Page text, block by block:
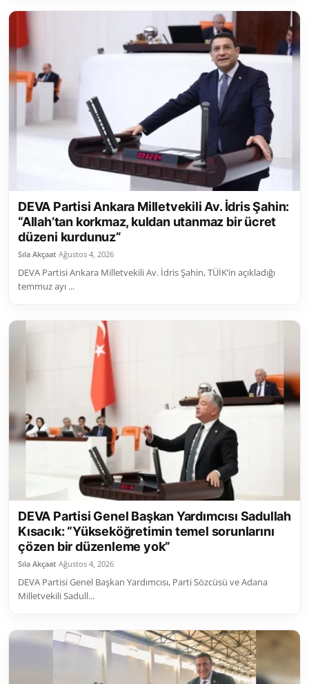
DEVA Partisi Ankara Milletvekili Av. İdris Şahin:
“Allah’tan korkmaz, kuldan utanmaz bir ücret
düzeni kurdunuz”
Sıla Akçaat Ağustos 4, 2026
DEVA Partisi Ankara Milletvekili Av. İdris Şahin, TÜİK’in açıkladığı
temmuz ayı ...
DEVA Partisi Genel Başkan Yardımcısı Sadullah
Kısacık: “Yükseköğretimin temel sorunlarını
çözen bir düzenleme yok”
Sıla Akçaat Ağustos 4, 2026
DEVA Partisi Genel Başkan Yardımcısı, Parti Sözcüsü ve Adana
Milletvekili Sadull...